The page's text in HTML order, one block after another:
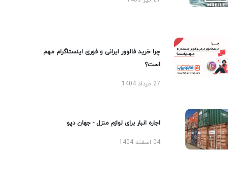
چرا خرید فالوور ایرانی و فوری اینستاگرام مهم
است؟
27 مرداد 1404
اجاره انبار برای لوازم منزل - جهان دپو
04 اسفند 1404